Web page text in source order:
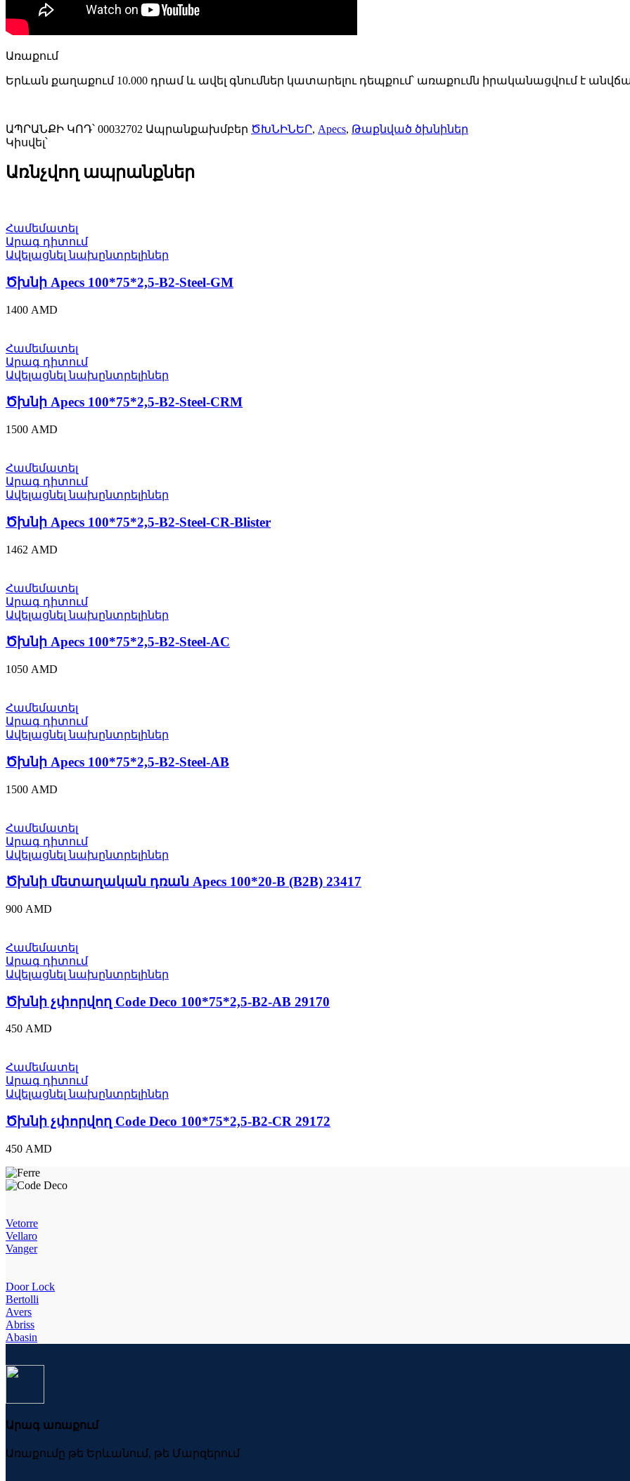
Առաքում
Երևան քաղաքում 10.000 դրամ և ավել գնումներ կատարելու դեպքում՝ առաքումն իրականացվում է
ԱՊՐԱՆՔԻ ԿՈԴ՝ 00032702 Ապրանքախմբեր ԾԽՆԻՆԵՐ, Apecs, Թաքնված ծխնիներ
Կիսվել՝
Առնչվող ապրանքներ
Համեմատել
Արագ դիտում
Ավելացնել նախընտրելիներ
Ծխնի Apecs 100*75*2,5-B2-Steel-GM
1400 AMD
Համեմատել
Արագ դիտում
Ավելացնել նախընտրելիներ
Ծխնի Apecs 100*75*2,5-B2-Steel-CRM
1500 AMD
Համեմատել
Արագ դիտում
Ավելացնել նախընտրելիներ
Ծխնի Apecs 100*75*2,5-B2-Steel-CR-Blister
1462 AMD
Համեմատել
Արագ դիտում
Ավելացնել նախընտրելիներ
Ծխնի Apecs 100*75*2,5-B2-Steel-AC
1050 AMD
Համեմատել
Արագ դիտում
Ավելացնել նախընտրելիներ
Ծխնի Apecs 100*75*2,5-B2-Steel-AB
1500 AMD
Համեմատել
Արագ դիտում
Ավելացնել նախընտրելիներ
Ծխնի մետաղական դռան Apecs 100*20-B (B2B) 23417
900 AMD
Համեմատել
Արագ դիտում
Ավելացնել նախընտրելիներ
Ծխնի չփորվող Code Deco 100*75*2,5-B2-AB 29170
450 AMD
Համեմատել
Արագ դիտում
Ավելացնել նախընտրելիներ
Ծխնի չփորվող Code Deco 100*75*2,5-B2-CR 29172
450 AMD
Vetorre
Vellaro
Vanger
Door Lock
Bertolli
Avers
Abriss
Abasin
Արագ առաքում
Առաքումը թե Երևանում, թե Մարզերում